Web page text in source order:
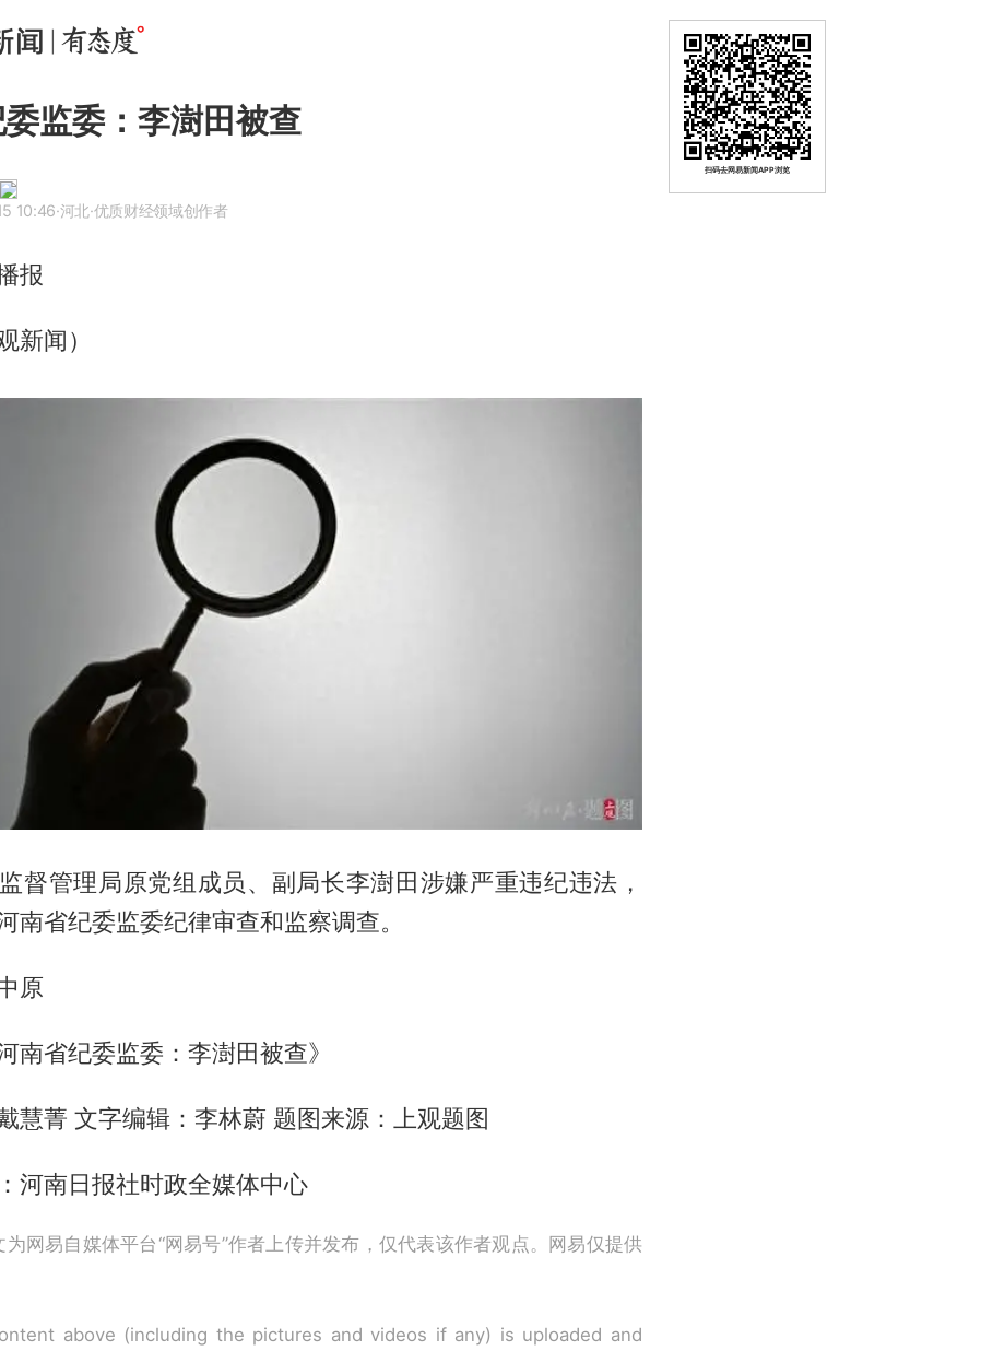
监委：李澍田被查
10:46·河北·优质财经领域创作者
报
新闻）
督管理局原党组成员、副局长李澍田涉嫌严重违纪违法，
南省纪委监委纪律审查和监察调查。
原
南省纪委监委：李澍田被查》
慧菁 文字编辑：李林蔚 题图来源：上观题图
河南日报社时政全媒体中心
网易自媒体平台“网易号”作者上传并发布，仅代表该作者观点。网易仅提供
above (including the pictures and videos if any) is uploaded and
扫码去网易新闻APP浏览